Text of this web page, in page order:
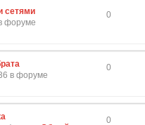
сетями
форуме
0
в форуме
0
0